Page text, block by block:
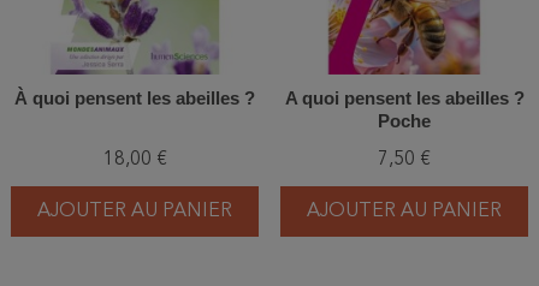
À quoi pensent les abeilles ?
18,00 €
AJOUTER AU PANIER
A quoi pensent les abeilles ?
Poche
7,50 €
AJOUTER AU PANIER